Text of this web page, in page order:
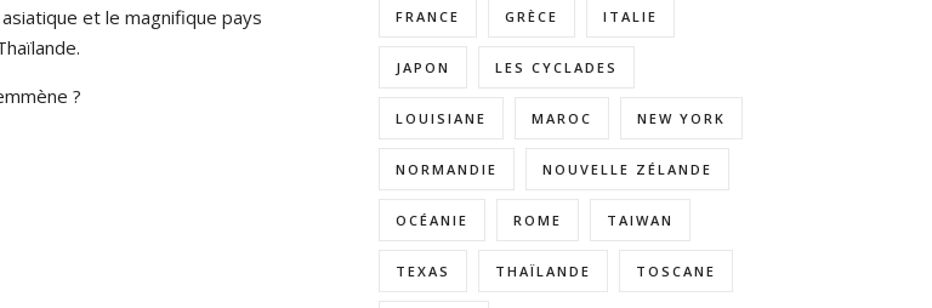
et le magnifique pays
?
FRANCE GRÈCE ITALIE
JAPON LES CYCLADES
LOUISIANE MAROC NEW YORK
NORMANDIE NOUVELLE ZÉLANDE
OCÉANIE ROME TAIWAN
TEXAS THAÏLANDE TOSCANE